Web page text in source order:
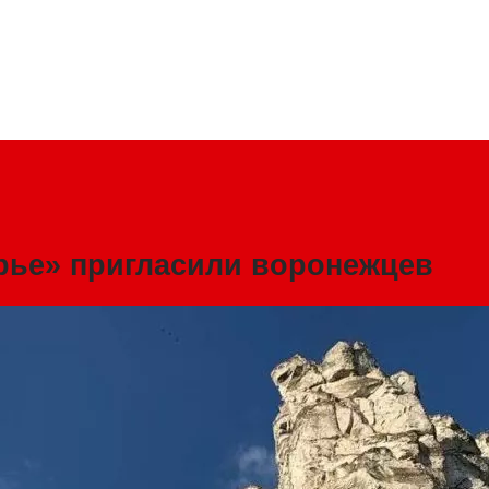
пригласили воронежцев